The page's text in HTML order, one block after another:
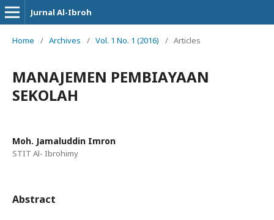
Jurnal Al-Ibroh
Home / Archives / Vol. 1 No. 1 (2016) / Articles
MANAJEMEN PEMBIAYAAN
SEKOLAH
Moh. Jamaluddin Imron
STIT Al- Ibrohimy
Abstract